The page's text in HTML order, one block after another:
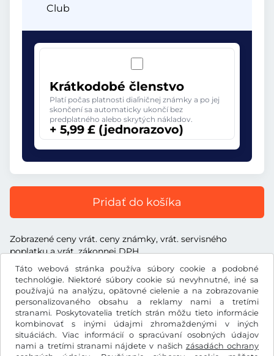
Táto webová stránka používa súbory cookie a podobné
technológie. Niektoré súbory cookie sú nevyhnutné, iné sa
používajú na analýzu, opätovné cielenie a na zobrazovanie
personalizovaného obsahu a reklamy nami a tretími
stranami. Poskytovatelia tretích strán môžu tieto informácie
kombinovať s inými údajmi zhromaždenými v iných
situáciách. Viac informácií o spracúvaní osobných údajov
nami a tretími stranami nájdete v našich zásadách ochrany
Club
Krátkodobé členstvo
Platí počas platnosti diaľničnej známky a po jej
skončení sa automaticky ukončí bez
predplatného alebo skrytých nákladov.
+ 5,99 £ (jednorazovo)
Pridať do košíka
Zobrazené ceny vrát. ceny známky, vrát. servisného
poplatku a vrát. zákonnej DPH
£GBP
Facebook Instagram